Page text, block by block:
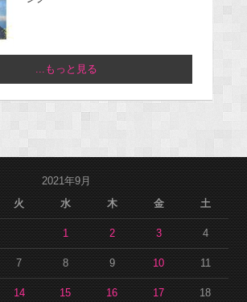
...もっと見る
2021年9月
火 水 木 金 土
1 2 3 4
7 8 9 10 11
14 15 16 17 18